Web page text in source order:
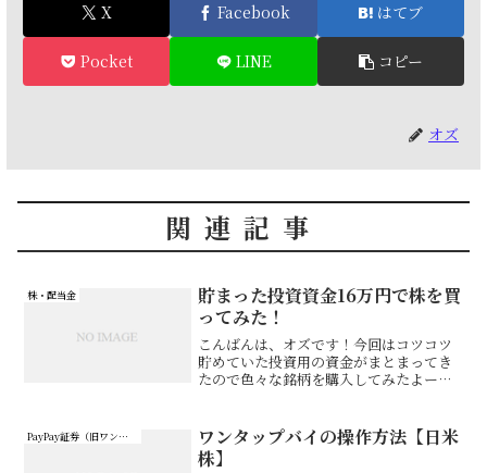
X Facebook はてブ
Pocket LINE コピー
オズ
関連記事
株・配当金
貯まった投資資金16万円で株を買
ってみた！
こんばんは、オズです！今回はコツコツ
貯めていた投資用の資金がまとまってき
たので色々な銘柄を購入してみたよー！
PayPay証券（旧ワンタップバイ）
ワンタップバイの操作方法【日米
株】